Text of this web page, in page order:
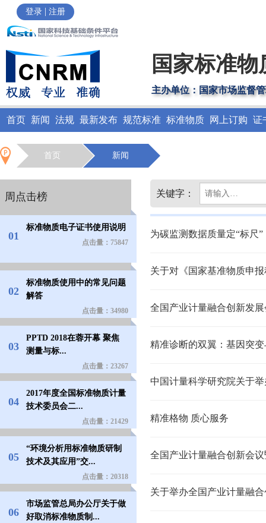
登录 | 注册
国家标准
主办单位：国家市场监督
首页 新闻 法规 最新发布 规范标准 标准物质 网上订购 证
首页 新闻
周点击榜
01
标准物质电子证书使用说明
点击量：75847
02
标准物质使用中的常见问题
解答
点击量：34980
03
PPTD 2018在蓉开幕 聚焦
测量与标...
点击量：23267
04
2017年度全国标准物质计量
技术委员会二...
点击量：21429
05
“环境分析用标准物质研制
技术及其应用”交...
点击量：20318
06
市场监管总局办公厅关于做
好取消标准物质制...
关键字：
为碳监测数据质量定“标尺”
精准诊断的双翼：基因突
精准格物 质心服务